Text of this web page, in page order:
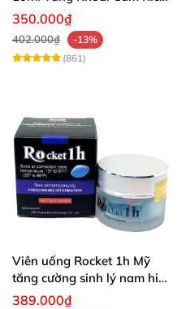
Thích Mạnh
350.000₫
402.000₫
-13%
(861)
Viên uống Rocket 1h Mỹ
tăng cường sinh lý nam hiệu
quả
389.000₫